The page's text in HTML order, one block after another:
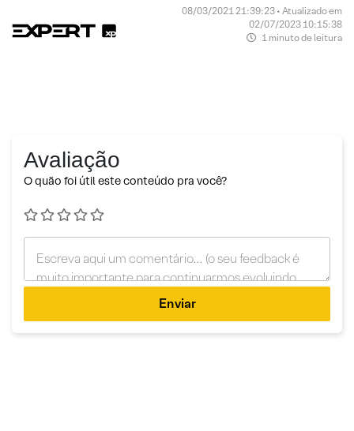
08/03/2021 21:39:23 • Atualizado em
02/07/2023 10:15:38
1 minuto de leitura
Avaliação
O quão foi útil este conteúdo pra você?
Enviar